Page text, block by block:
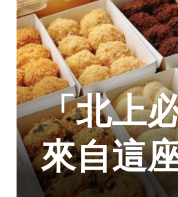
「北上
來自這